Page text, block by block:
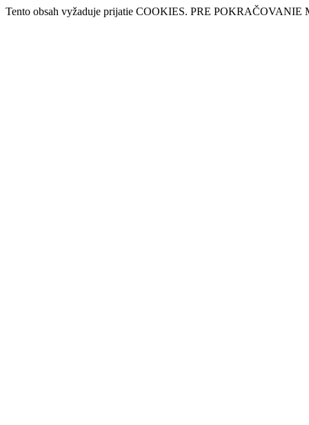
Tento obsah vyžaduje prijatie COOKIES. PRE